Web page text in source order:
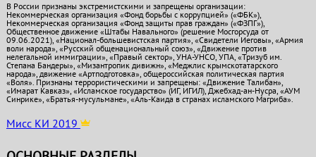
В России признаны экстремистскими и запрещены организации:
Некоммерческая организация «Фонд борьбы с коррупцией» («ФБК»),
Некоммерческая организация «Фонд защиты прав граждан» («ФЗПГ»),
Общественное движение «Штабы Навального» (решение Мосгорсуда от
09.06.2021), «Национал-большевистская партия», «Свидетели Иеговы», «Армия
воли народа», «Русский общенациональный союз», «Движение против
нелегальной иммиграции», «Правый сектор», УНА-УНСО, УПА, «Тризуб им.
Степана Бандеры», «Мизантропик дивижн», «Меджлис крымскотатарского
народа», движение «Артподготовка», общероссийская политическая партия
«Воля». Признаны террористическими и запрещены: «Движение Талибан»,
«Имарат Кавказ», «Исламское государство» (ИГ, ИГИЛ), Джебхад-ан-Нусра, «АУМ
Синрике», «Братья-мусульмане», «Аль-Каида в странах исламского Магриба».
Мисс КИ 2019